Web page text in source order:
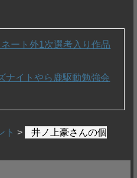
ート外1次選考入り作品
ナイトやら鹿駆動勉強会
ト >
井ノ上豪さんの個